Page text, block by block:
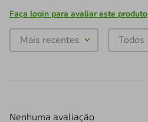
Faça login para avaliar este produto
Mais recentes Todos
Nenhuma avaliação